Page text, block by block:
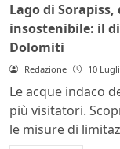
Lago di
insostenibile: il
Dolomiti
Redazione 10
Le acque indaco
più visitatori.
le misure di